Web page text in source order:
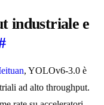
industriale e
, YOLOv6-3.0 è
ad alto throughput.